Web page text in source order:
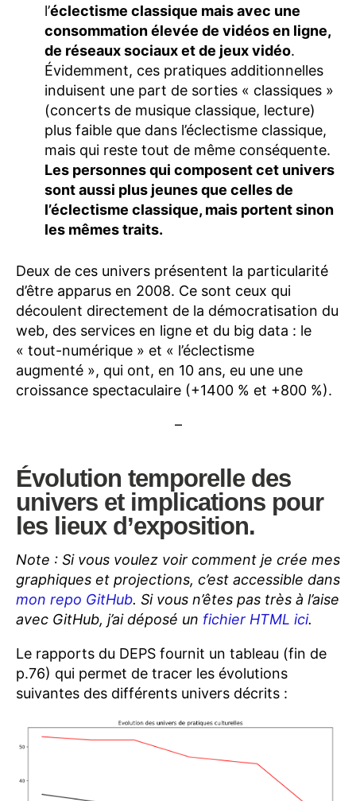
l’éclectisme classique mais avec une
consommation élevée de vidéos en ligne,
de réseaux sociaux et de jeux vidéo.
Évidemment, ces pratiques additionnelles
induisent une part de sorties « classiques »
(concerts de musique classique, lecture)
plus faible que dans l’éclectisme classique,
mais qui reste tout de même conséquente.
Les personnes qui composent cet univers
sont aussi plus jeunes que celles de
l’éclectisme classique, mais portent sinon
les mêmes traits.
Deux de ces univers présentent la particularité
d’être apparus en 2008. Ce sont ceux qui
découlent directement de la démocratisation du
web, des services en ligne et du big data : le
« tout-numérique » et « l’éclectisme
augmenté », qui ont, en 10 ans, eu une une
croissance spectaculaire (+1400 % et +800 %).
–
Évolution temporelle des
univers et implications pour
les lieux d’exposition.
Note : Si vous voulez voir comment je crée mes
graphiques et projections, c’est accessible dans
mon repo GitHub. Si vous n’êtes pas très à l’aise
avec GitHub, j’ai déposé un fichier HTML ici.
Le rapports du DEPS fournit un tableau (fin de
p.76) qui permet de tracer les évolutions
suivantes des différents univers décrits :